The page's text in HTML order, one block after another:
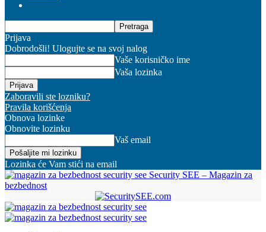
Prijava
Dobrodošli! Ulogujte se na svoj nalog
Vaše korisničko ime
Vaša lozinka
Zaboravili ste lozniku?
Pravila korišćenja
Obnova lozinke
Obnovite lozinku
Vaš email
Lozinka će Vam stići na email
Security SEE – Magazin za
bezbednost